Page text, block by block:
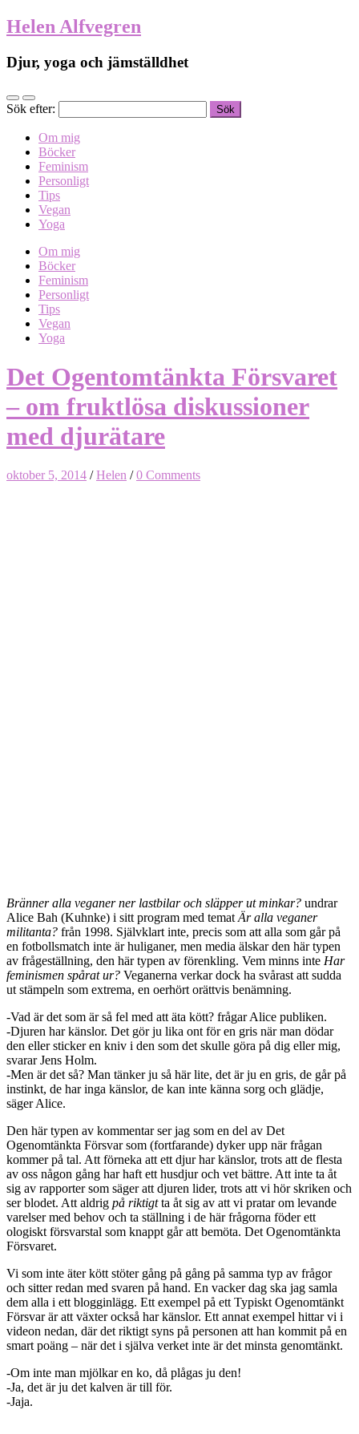
Helen Alfvegren
Djur, yoga och jämställdhet
Sök efter:
Om mig
Böcker
Feminism
Personligt
Tips
Vegan
Yoga
Om mig
Böcker
Feminism
Personligt
Tips
Vegan
Yoga
Det Ogentomtänkta Försvaret
– om fruktlösa diskussioner
med djurätare
oktober 5, 2014 /Helen /0 Comments
Bränner alla veganer ner lastbilar och släpper ut minkar? undrar
Alice Bah (Kuhnke) i sitt program med tematÄr alla veganer
militanta? från 1998. Självklart inte, precis som att alla som går på
en fotbollsmatch inte är huliganer, men media älskar den här typen
av frågeställning, den här typen av förenkling. Vem minns inte Har
feminismen spårat ur? Veganerna verkar dock ha svårast att sudda
ut stämpeln som extrema, en oerhört orättvis benämning.
-Vad är det som är så fel med att äta kött? frågar Alice publiken.
-Djuren har känslor. Det gör ju lika ont för en gris när man dödar
den eller sticker en kniv i den som det skulle göra på dig eller mig,
svarar Jens Holm.
-Men är det så? Man tänker ju så här lite, det är ju en gris, de går på
instinkt, de har inga känslor, de kan inte känna sorg och glädje,
säger Alice.
Den här typen av kommentar ser jag som en del av Det
Ogenomtänkta Försvar som (fortfarande) dyker upp när frågan
kommer på tal. Att förneka att ett djur har känslor, trots att de flesta
av oss någon gång har haft ett husdjur och vet bättre. Att inte ta åt
sig av rapporter som säger att djuren lider, trots att vi hör skriken och
ser blodet. Att aldrig på riktigtta åt sig av att vi pratar om levande
varelser med behov och ta ställning i de här frågorna föder ett
ologiskt försvarstal som knappt går att bemöta. Det Ogenomtänkta
Försvaret.
Vi som inte äter kött stöter gång på gång på samma typ av frågor
och sitter redan med svaren på hand. En vacker dag ska jag samla
dem alla i ett blogginlägg. Ett exempel på ett Typiskt Ogenomtänkt
Försvar är att växter också har känslor. Ett annat exempel hittar vi i
videon nedan, där det riktigt syns på personen att han kommit på en
smart poäng – när det i själva verket inte är det minsta genomtänkt.
-Om inte man mjölkar en ko, då plågas ju den!
-Ja, det är ju det kalven är till för.
-Jaja.